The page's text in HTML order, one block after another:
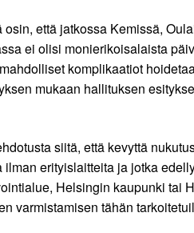
että jatkossa Kemissä,
ei olisi monierikoisalaista
komplikaatiot
mukaan hallituksen
siitä, että kevyttä
erityislaitteita ja jotka
Helsingin kaupunki tai
varmistamisen tähän